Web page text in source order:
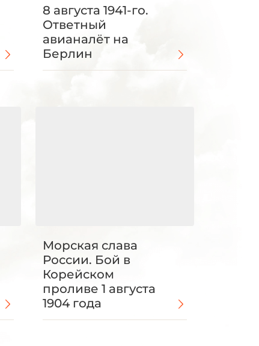
8 августа 1941-го.
Ответный
авианалёт на
Берлин
Морская слава
России. Бой в
Корейском
проливе 1 августа
1904 года